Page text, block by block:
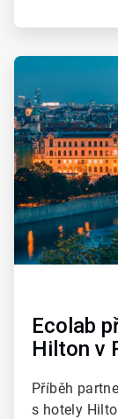
ArticleTile
of
2
Ecolab
Hilton v
Příběh
s hotely